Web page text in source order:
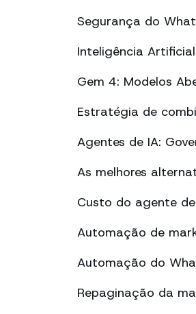
Segurança do
Inteligência
Gem 4: Modelos
Estratégia de
Agentes de IA:
As melhores
Custo do agente
Automação de
Automação do
Repaginação da